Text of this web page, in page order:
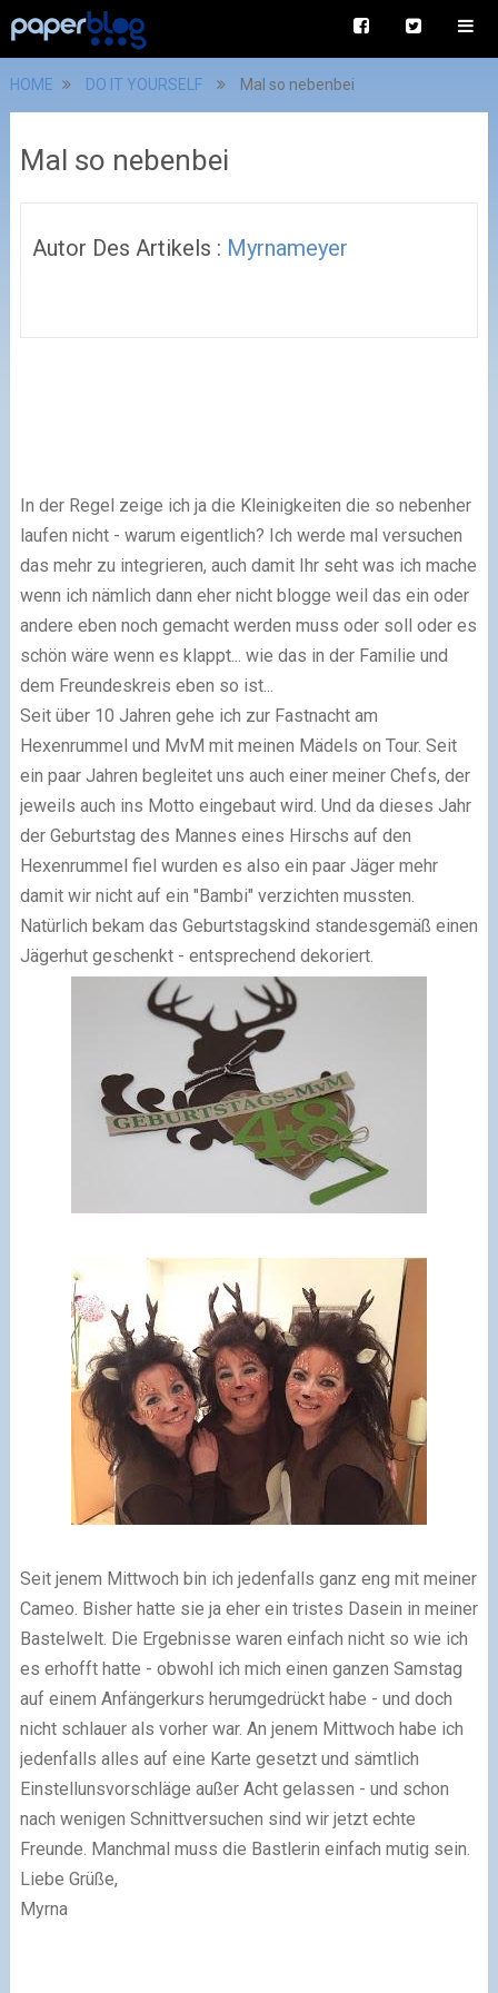
HOME DO IT YOURSELF Mal so nebenbei
Mal so nebenbei
Autor Des Artikels : Myrnameyer
In der Regel zeige ich ja die Kleinigkeiten die so nebenher
laufen nicht - warum eigentlich? Ich werde mal versuchen
das mehr zu integrieren, auch damit Ihr seht was ich mache
wenn ich nämlich dann eher nicht blogge weil das ein oder
andere eben noch gemacht werden muss oder soll oder es
schön wäre wenn es klappt... wie das in der Familie und
dem Freundeskreis eben so ist...
Seit über 10 Jahren gehe ich zur Fastnacht am
Hexenrummel und MvM mit meinen Mädels on Tour. Seit
ein paar Jahren begleitet uns auch einer meiner Chefs, der
jeweils auch ins Motto eingebaut wird. Und da dieses Jahr
der Geburtstag des Mannes eines Hirschs auf den
Hexenrummel fiel wurden es also ein paar Jäger mehr
damit wir nicht auf ein "Bambi" verzichten mussten.
Natürlich bekam das Geburtstagskind standesgemäß einen
Jägerhut geschenkt - entsprechend dekoriert.
Seit jenem Mittwoch bin ich jedenfalls ganz eng mit meiner
Cameo. Bisher hatte sie ja eher ein tristes Dasein in meiner
Bastelwelt. Die Ergebnisse waren einfach nicht so wie ich
es erhofft hatte - obwohl ich mich einen ganzen Samstag
auf einem Anfängerkurs herumgedrückt habe - und doch
nicht schlauer als vorher war. An jenem Mittwoch habe ich
jedenfalls alles auf eine Karte gesetzt und sämtlich
Einstellunsvorschläge außer Acht gelassen - und schon
nach wenigen Schnittversuchen sind wir jetzt echte
Freunde. Manchmal muss die Bastlerin einfach mutig sein.
Liebe Grüße,
Myrna